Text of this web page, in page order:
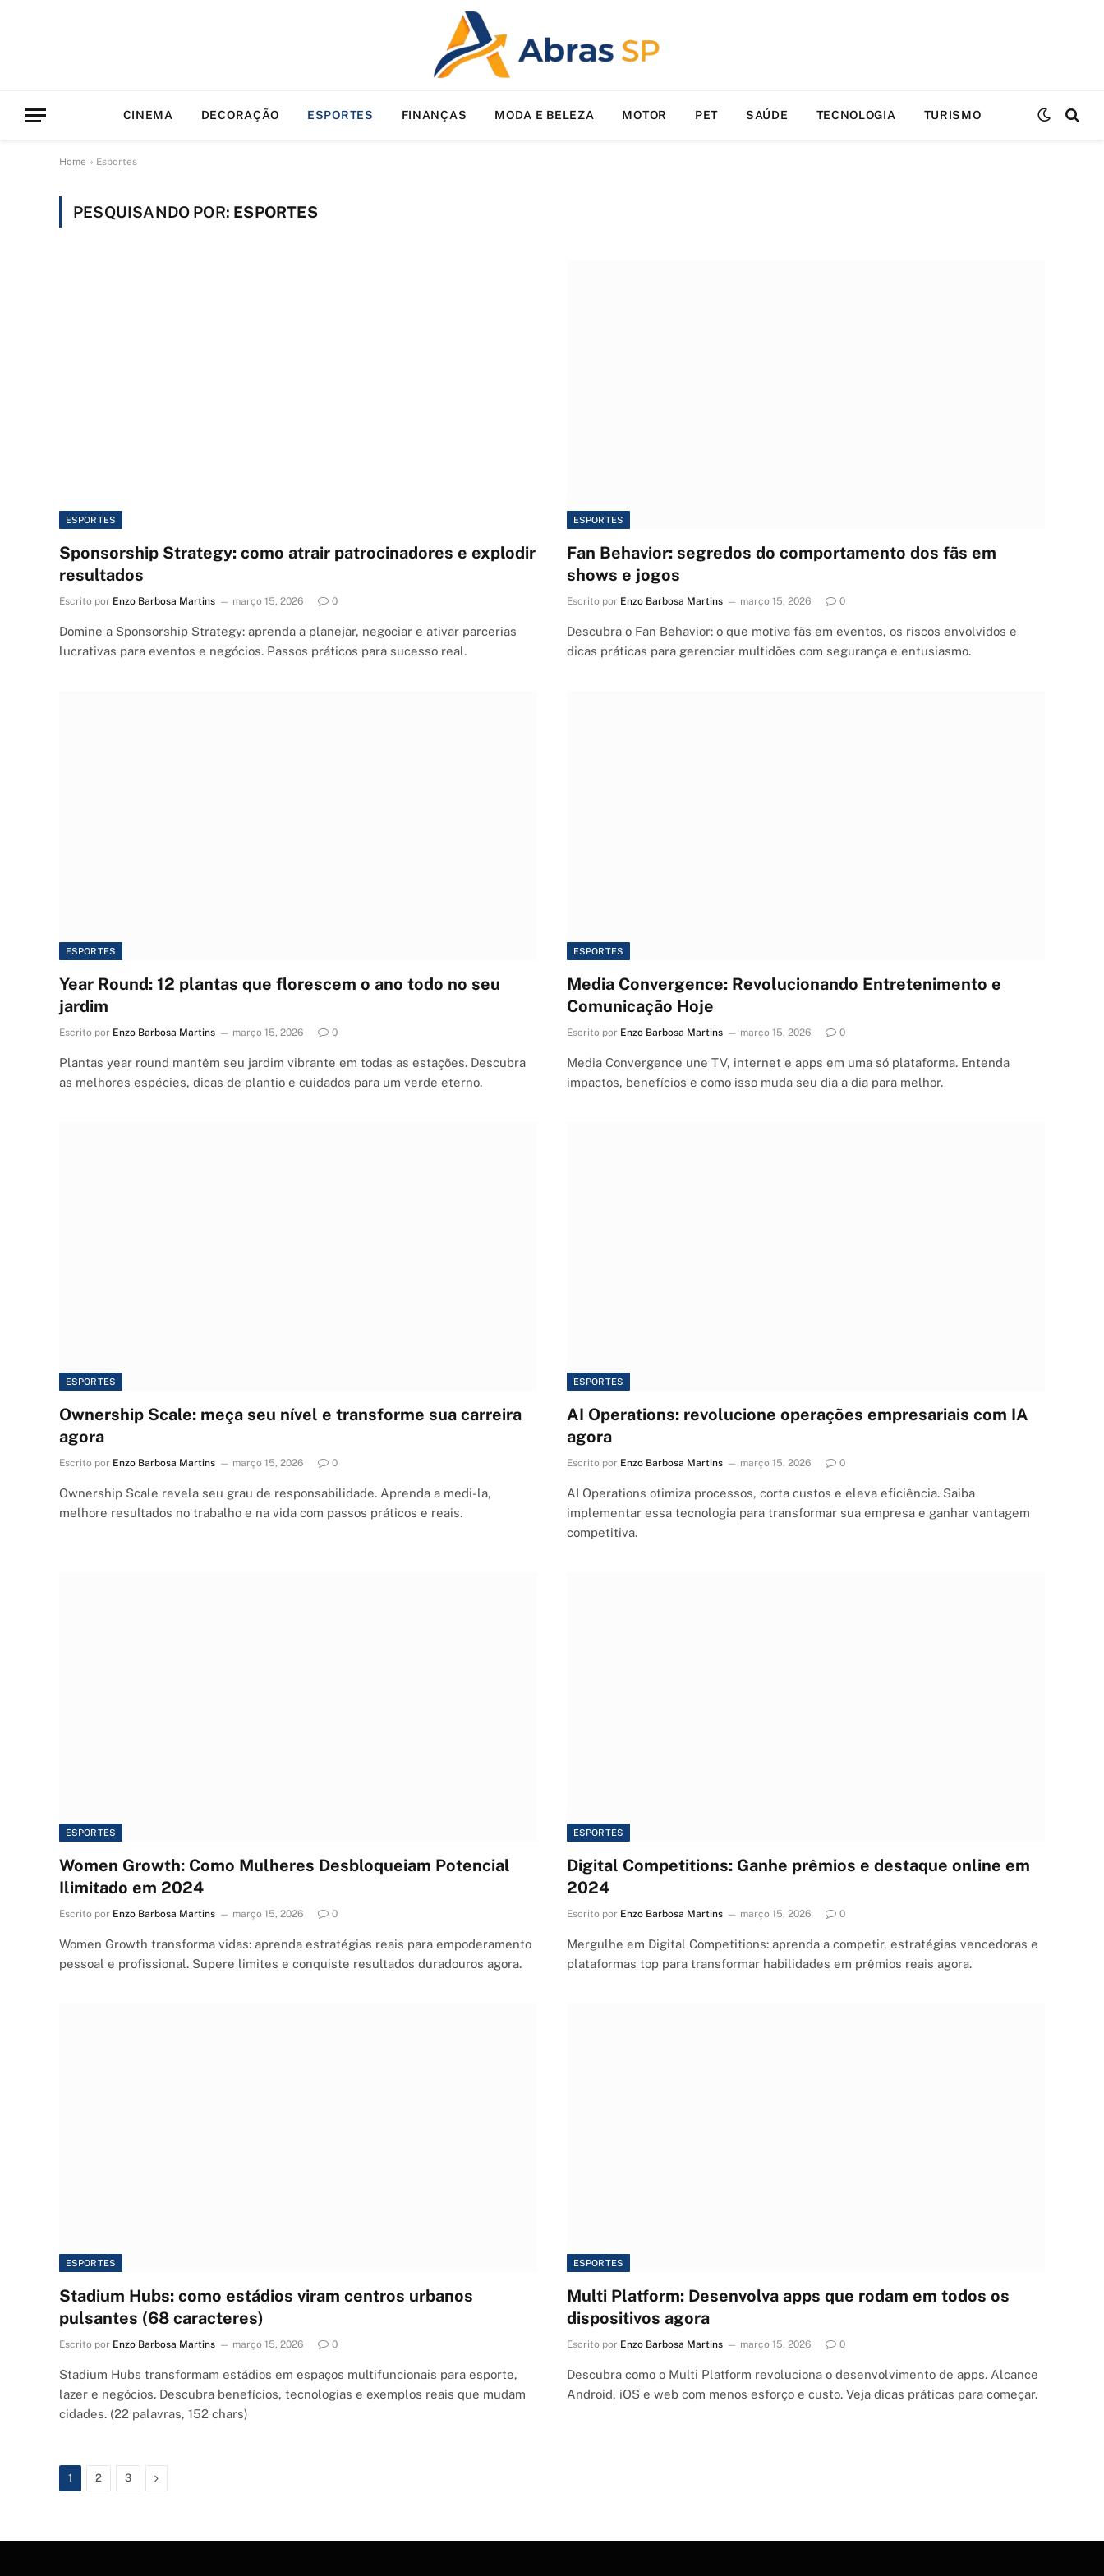
CINEMA DECORAÇÃO ESPORTES FINANÇAS MODA E BELEZA MOTOR PET SAÚDE TECNOLOGIA TURISMO
Home » Esportes
PESQUISANDO POR: ESPORTES
ESPORTES
Sponsorship Strategy: como atrair patrocinadores e explodir
resultados
Escrito por Enzo Barbosa Martins março 15, 2026 0
Domine a Sponsorship Strategy: aprenda a planejar, negociar e ativar parcerias
lucrativas para eventos e negócios. Passos práticos para sucesso real.
ESPORTES
Fan Behavior: segredos do comportamento dos fãs em
shows e jogos
Escrito por Enzo Barbosa Martins março 15, 2026 0
Descubra o Fan Behavior: o que motiva fãs em eventos, os riscos envolvidos e
dicas práticas para gerenciar multidões com segurança e entusiasmo.
ESPORTES
Year Round: 12 plantas que florescem o ano todo no seu
jardim
Escrito por Enzo Barbosa Martins março 15, 2026 0
Plantas year round mantêm seu jardim vibrante em todas as estações. Descubra
as melhores espécies, dicas de plantio e cuidados para um verde eterno.
ESPORTES
Media Convergence: Revolucionando Entretenimento e
Comunicação Hoje
Escrito por Enzo Barbosa Martins março 15, 2026 0
Media Convergence une TV, internet e apps em uma só plataforma. Entenda
impactos, benefícios e como isso muda seu dia a dia para melhor.
ESPORTES
Ownership Scale: meça seu nível e transforme sua carreira
agora
Escrito por Enzo Barbosa Martins março 15, 2026 0
Ownership Scale revela seu grau de responsabilidade. Aprenda a medi-la,
melhore resultados no trabalho e na vida com passos práticos e reais.
ESPORTES
AI Operations: revolucione operações empresariais com IA
agora
Escrito por Enzo Barbosa Martins março 15, 2026 0
AI Operations otimiza processos, corta custos e eleva eficiência. Saiba
implementar essa tecnologia para transformar sua empresa e ganhar vantagem
competitiva.
ESPORTES
Women Growth: Como Mulheres Desbloqueiam Potencial
Ilimitado em 2024
Escrito por Enzo Barbosa Martins março 15, 2026 0
Women Growth transforma vidas: aprenda estratégias reais para empoderamento
pessoal e profissional. Supere limites e conquiste resultados duradouros agora.
ESPORTES
Digital Competitions: Ganhe prêmios e destaque online em
2024
Escrito por Enzo Barbosa Martins março 15, 2026 0
Mergulhe em Digital Competitions: aprenda a competir, estratégias vencedoras e
plataformas top para transformar habilidades em prêmios reais agora.
ESPORTES
Stadium Hubs: como estádios viram centros urbanos
pulsantes (68 caracteres)
Escrito por Enzo Barbosa Martins março 15, 2026 0
Stadium Hubs transformam estádios em espaços multifuncionais para esporte,
lazer e negócios. Descubra benefícios, tecnologias e exemplos reais que mudam
cidades. (22 palavras, 152 chars)
ESPORTES
Multi Platform: Desenvolva apps que rodam em todos os
dispositivos agora
Escrito por Enzo Barbosa Martins março 15, 2026 0
Descubra como o Multi Platform revoluciona o desenvolvimento de apps. Alcance
Android, iOS e web com menos esforço e custo. Veja dicas práticas para começar.
1 2 3 Next